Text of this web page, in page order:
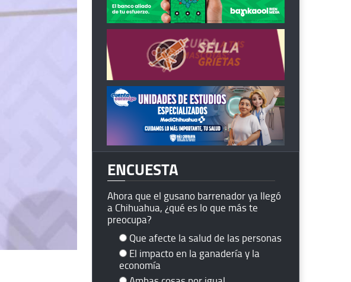
ENCUESTA
Ahora que el gusano barrenador ya llegó
a Chihuahua, ¿qué es lo que más te
preocupa?
Que afecte la salud de las personas
El impacto en la ganadería y la
economía